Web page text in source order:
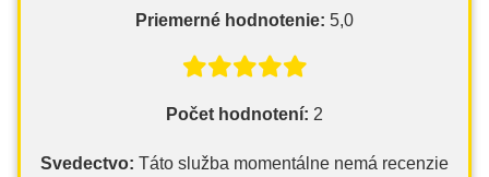
Priemerné hodnotenie: 5,0
Počet hodnotení: 2
Svedectvo: Táto služba momentálne nemá recenzie